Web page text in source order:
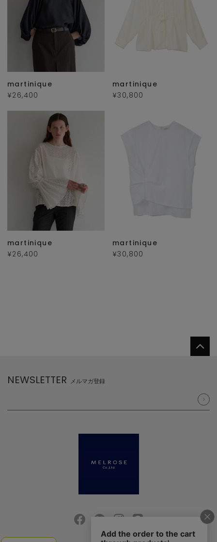
martinique
¥26,400
martinique
¥30,800
martinique
¥26,400
martinique
¥30,800
NEWSLETTER メルマガ登録